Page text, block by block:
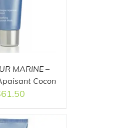
MARINE –
Cocon
61.50